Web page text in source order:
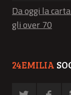
Da oggi la
gli over 70
24EMILIA